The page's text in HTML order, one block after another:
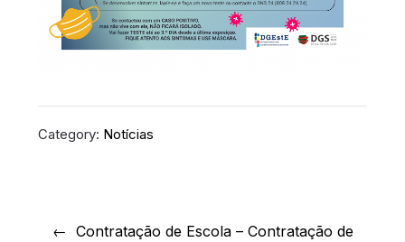
Category: Notícias
Contratação de Escola – Contratação de